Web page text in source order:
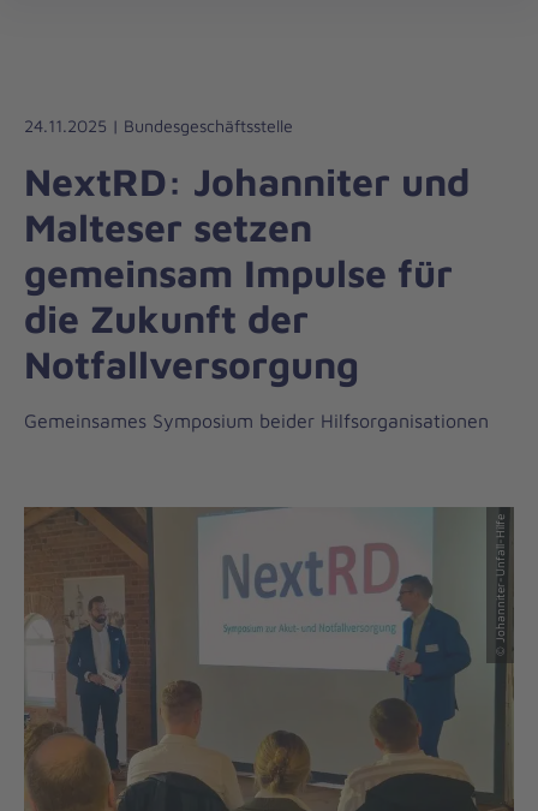
Liebe
Leben
24.11.2025 | Bundesgeschäftsstelle
NextRD: Johanniter und
Malteser setzen
gemeinsam Impulse für
die Zukunft der
Notfallversorgung
Gemeinsames Symposium beider Hilfsorganisationen
© Johanniter-Unfall-Hilfe